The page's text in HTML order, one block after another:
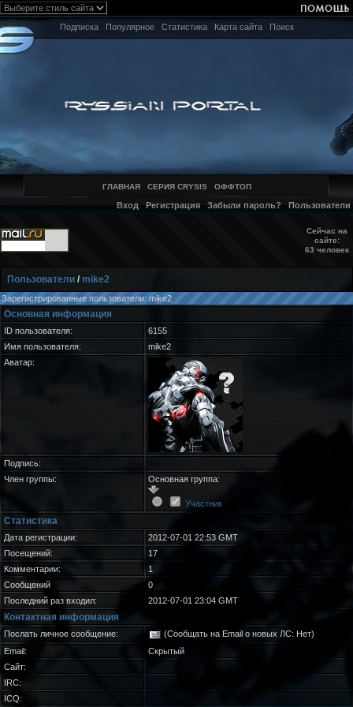
Подписка Популярное Статистика Карта сайта Поиск
ГЛАВНАЯ СЕРИЯ CRYSIS ОФФТОП
Вход Регистрация Забыли пароль? Пользователи
Сейчас на
сайте:
63 человек
Пользователи / mike2
Зарегистрированные пользователи: mike2
Основная информация
ID пользователя:
6155
Имя пользователя:
mike2
Аватар:
Подпись:
Член группы:
Основная группа:
Участник
Статистика
Дата регистрации:
2012-07-01 22:53 GMT
Посещений:
17
Комментарии:
1
Сообщений
0
Последний раз входил:
2012-07-01 23:04 GMT
Контактная информация
Послать личное сообщение:
(Сообщать на Email о новых ЛС: Нет)
Email:
Скрытый
Сайт:
IRC:
ICQ: